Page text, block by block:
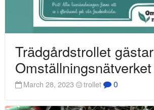
Trädgårdstrollet gästar
Omställningsnätverket
March 28, 2023 trollet 0